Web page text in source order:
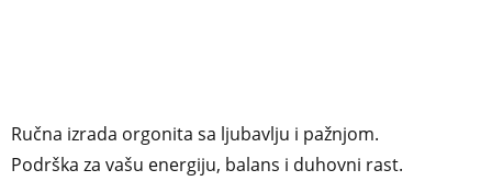
Ručna izrada orgonita sa ljubavlju i pažnjom.
Podrška za vašu energiju, balans i duhovni rast.